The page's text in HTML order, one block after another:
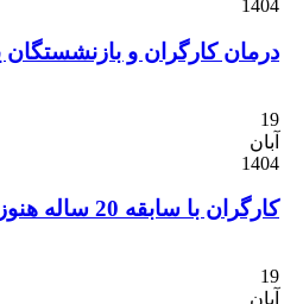
کارگران و بازنشستگان یک
20 ساله هنوز قرارداد موقت دارند